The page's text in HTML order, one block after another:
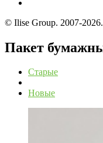
© Ilise Group. 2007-
Пакет
Старые
Новые